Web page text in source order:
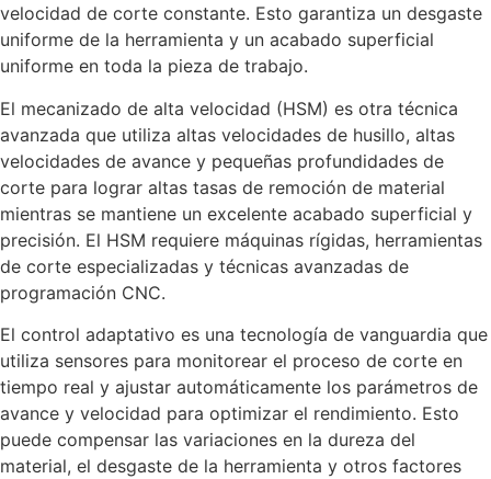
velocidad de corte constante. Esto garantiza un desgaste
uniforme de la herramienta y un acabado superficial
uniforme en toda la pieza de trabajo.
El mecanizado de alta velocidad (HSM) es otra técnica
avanzada que utiliza altas velocidades de husillo, altas
velocidades de avance y pequeñas profundidades de
corte para lograr altas tasas de remoción de material
mientras se mantiene un excelente acabado superficial y
precisión. El HSM requiere máquinas rígidas, herramientas
de corte especializadas y técnicas avanzadas de
programación CNC.
El control adaptativo es una tecnología de vanguardia que
utiliza sensores para monitorear el proceso de corte en
tiempo real y ajustar automáticamente los parámetros de
avance y velocidad para optimizar el rendimiento. Esto
puede compensar las variaciones en la dureza del
material, el desgaste de la herramienta y otros factores